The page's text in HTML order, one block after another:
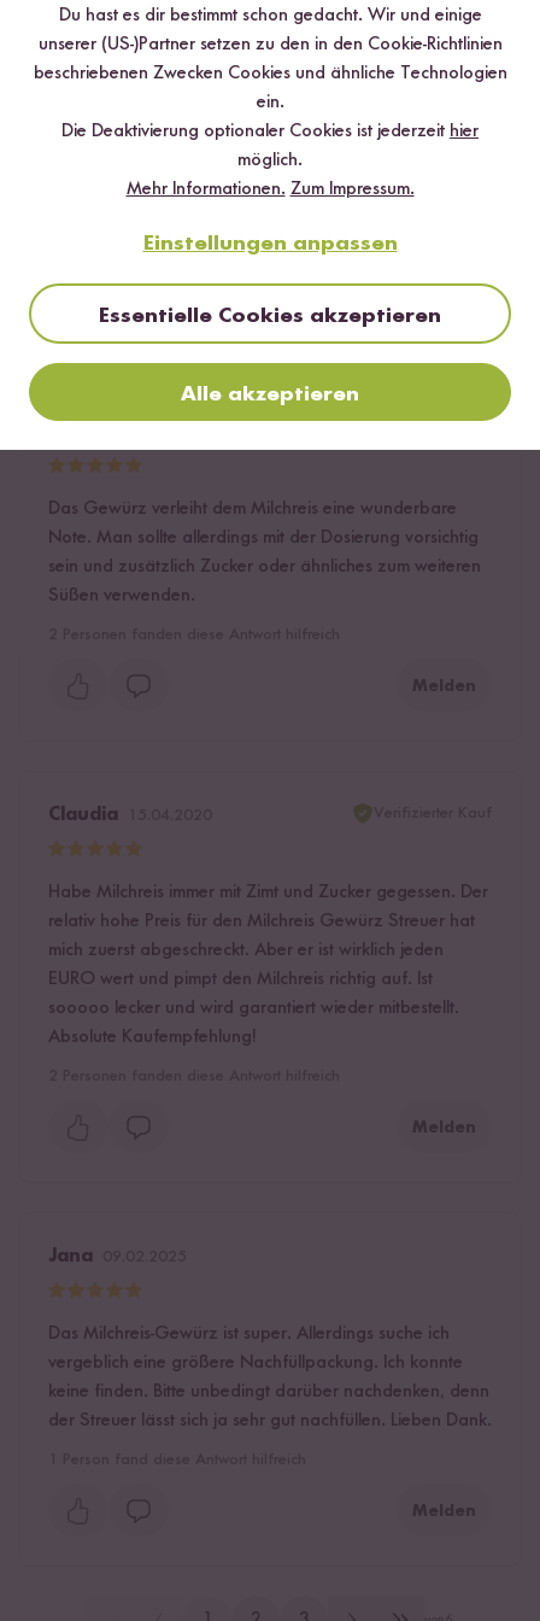
1 Stern 0 %
Bewerte dieses Produkt
HilfreichsteNeuesteHöchste BewertungNiedrigste Bewertung
Das Gewürz verleiht dem Milchreis eine wunderbare
Note. Man sollte allerdings mit der Dosierung vorsichtig
sein und zusätzlich Zucker oder ähnliches zum weiteren
Süßen verwenden.
Melden
Claudia
Habe Milchreis immer mit Zimt und Zucker gegessen. Der
relativ hohe Preis für den Milchreis Gewürz Streuer hat
mich zuerst abgeschreckt. Aber er ist wirklich jeden
EURO wert und pimpt den Milchreis richtig auf. Ist
sooooo lecker und wird garantiert wieder mitbestellt.
Absolute Kaufempfehlung!
Melden
Jana
Das Milchreis-Gewürz ist super. Allerdings suche ich
vergeblich eine größere Nachfüllpackung. Ich konnte
keine finden. Bitte unbedingt darüber nachdenken, denn
der Streuer lässt sich ja sehr gut nachfüllen. Lieben Dank.
Melden
Du hast es dir bestimmt schon gedacht. Wir und einige
unserer (US-)Partner setzen zu den in den Cookie-Richtlinien
beschriebenen Zwecken Cookies und ähnliche Technologien
ein.
Die Deaktivierung optionaler Cookies ist jederzeit hier
möglich.
Mehr Informationen. Zum Impressum.
Einstellungen anpassen
Essentielle Cookies akzeptieren
Alle akzeptieren